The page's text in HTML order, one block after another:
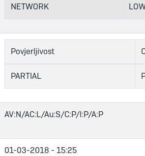
NETWORK
Povjerljivost
PARTIAL
AV:N/AC:L/Au:S/C:P/I:P/A:P
01-03-2018 - 15:25